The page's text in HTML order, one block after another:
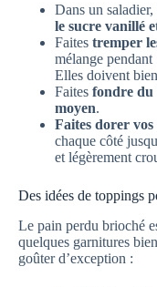
Dans un saladier,
le sucre vanillé
Faites tremper
mélange pendant
Elles doivent bien
Faites fondre du
moyen.
Faites dorer vos
chaque côté
et légèrement
Des idées de toppings
Le pain perdu brioché
quelques garnitures
goûter d’exception :